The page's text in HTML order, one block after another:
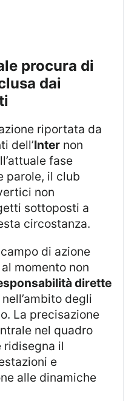
dai
riportata da
dell’Inter non
fase
parole, il club
non
sottoposti a
circostanza.
momento non
dirette
nell’ambito degli
La precisazione
nel quadro
ridisegna il
e
alle dinamiche